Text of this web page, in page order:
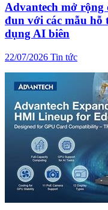
Advantech mở
đun với các mẫu hỗ
dụng AI biên
22/07/2026 Tin tức